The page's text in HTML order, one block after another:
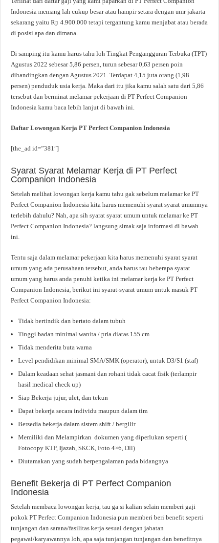
Indonesia memang lah cukup besar atau hampir setara dengan umr jakarta
sekarang yaitu Rp 4.900.000 tetapi tergantung kamu menjabat atau berada
di posisi apa dan dimana.
Di samping itu kamu harus tahu loh Tingkat Pengangguran Terbuka (TPT)
Agustus 2022 sebesar 5,86 persen, turun sebesar 0,63 persen poin
dibandingkan dengan Agustus 2021. Terdapat 4,15 juta orang (1,98
persen) penduduk usia kerja. Maka dari itu jika kamu salah satu dari 5,86
tersebut dan berminat melamar pekerjaan di PT Perfect Companion
Indonesia kamu baca lebih lanjut di bawah ini.
Daftar Lowongan Kerja PT Perfect Companion Indonesia
[the_ad id=”381″]
Syarat Syarat Melamar Kerja di PT Perfect
Companion Indonesia
Setelah melihat lowongan kerja kamu tahu gak sebelum melamar ke PT
Perfect Companion Indonesia kita harus memenuhi syarat syarat umumnya
terlebih dahulu? Nah, apa sih syarat syarat umum untuk melamar ke PT
Perfect Companion Indonesia? langsung simak saja informasi di bawah
ini.
Tentu saja dalam melamar pekerjaan kita harus memenuhi syarat syarat
umum yang ada perusahaan tersebut, anda harus tau beberapa syarat
umum yang harus anda penuhi ketika ini melamar kerja ke PT Perfect
Companion Indonesia, berikut ini syarat-syarat umum untuk masuk PT
Perfect Companion Indonesia:
Tidak bertindik dan bertato dalam tubuh
Tinggi badan minimal wanita / pria diatas 155 cm
Tidak menderita buta warna
Level pendidikan minimal SMA/SMK (operator), untuk D3/S1 (staf)
Dalam keadaan sehat jasmani dan rohani tidak cacat fisik (terlampir
hasil medical check up)
Siap Bekerja jujur, ulet, dan tekun
Dapat bekerja secara individu maupun dalam tim
Bersedia bekerja dalam sistem shift / bergilir
Memiliki dan Melampirkan dokumen yang diperlukan seperti (
Fotocopy KTP, Ijazah, SKCK, Foto 4×6, Dll)
Diutamakan yang sudah berpengalaman pada bidangnya
Benefit Bekerja di PT Perfect Companion
Indonesia
Setelah membaca lowongan kerja, tau ga si kalian selain memberi gaji
pokok PT Perfect Companion Indonesia pun memberi beri benefit seperti
tunjangan dan sarana/fasilitas kerja sesuai dengan jabatan
pegawai/karyawannya loh, apa saja tunjangan tunjangan dan benefitnya